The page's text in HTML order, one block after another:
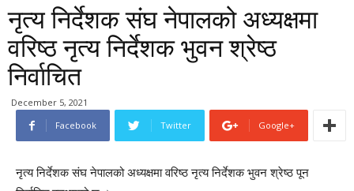
नृत्य निर्देशक संघ नेपालको अध्यक्षमा
वरिष्ठ नृत्य निर्देशक भुवन श्रेष्ठ
निर्वाचित
December 5, 2021
Facebook
Twitter Google+
नृत्य निर्देशक संघ नेपालको अध्यक्षमा वरिष्ठ नृत्य निर्देशक भुवन श्रेष्ठ पून